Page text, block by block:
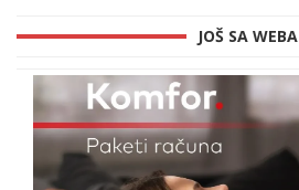
JOŠ SA WEBA